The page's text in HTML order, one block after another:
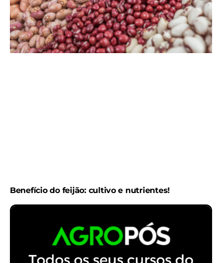
Benefício do feijão: cultivo e nutrientes!